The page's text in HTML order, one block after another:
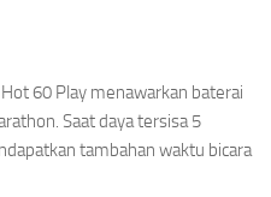
60 Play menawarkan baterai
Saat daya tersisa 5
tambahan waktu bicara